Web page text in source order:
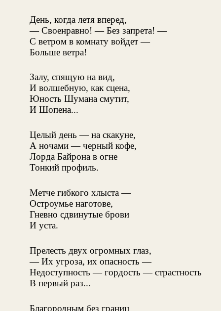
День, когда летя вперед,
— Своенравно! — Без запрета! —
С ветром в комнату войдет —
Больше ветра!
Залу, спящую на вид,
И волшебную, как сцена,
Юность Шумана смутит,
И Шопена...
Целый день — на скакуне,
А ночами — черный кофе,
Лорда Байрона в огне
Тонкий профиль.
Метче гибкого хлыста —
Остроумье наготове,
Гневно сдвинутые брови
И уста.
Прелесть двух огромных глаз,
— Их угроза, их опасность —
Недоступность — гордость — страстность
В первый раз...
Благородным без границ